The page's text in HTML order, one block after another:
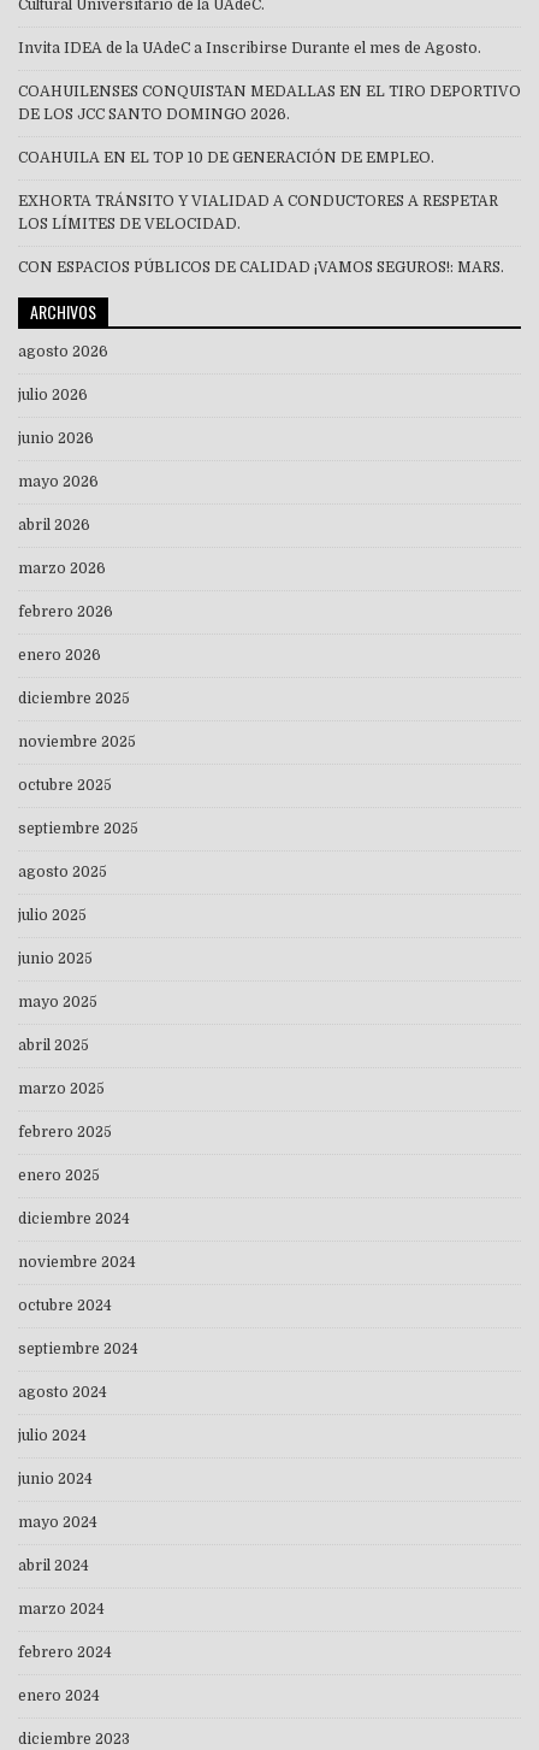
Cultural Universitario de la UAdeC.
Invita IDEA de la UAdeC a Inscribirse Durante el mes de Agosto.
COAHUILENSES CONQUISTAN MEDALLAS EN EL TIRO DEPORTIVO
DE LOS JCC SANTO DOMINGO 2026.
COAHUILA EN EL TOP 10 DE GENERACIÓN DE EMPLEO.
EXHORTA TRÁNSITO Y VIALIDAD A CONDUCTORES A RESPETAR
LOS LÍMITES DE VELOCIDAD.
CON ESPACIOS PÚBLICOS DE CALIDAD ¡VAMOS SEGUROS!: MARS.
ARCHIVOS
agosto 2026
julio 2026
junio 2026
mayo 2026
abril 2026
marzo 2026
febrero 2026
enero 2026
diciembre 2025
noviembre 2025
octubre 2025
septiembre 2025
agosto 2025
julio 2025
junio 2025
mayo 2025
abril 2025
marzo 2025
febrero 2025
enero 2025
diciembre 2024
noviembre 2024
octubre 2024
septiembre 2024
agosto 2024
julio 2024
junio 2024
mayo 2024
abril 2024
marzo 2024
febrero 2024
enero 2024
diciembre 2023